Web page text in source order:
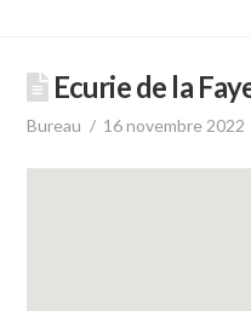
SHP
Ecurie de la
Bureau 16 novembre 2022